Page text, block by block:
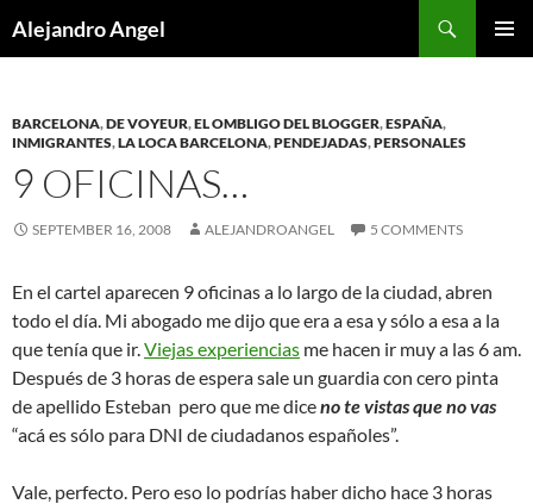
toAlejandro Angel
BARCELONA,DE VOYEUR,EL OMBLIGO DEL BLOGGER,ESPAÑA,
INMIGRANTES,LA LOCA BARCELONA,PENDEJADAS,PERSONALES
9 OFICINAS…
SEPTEMBER 16, 2008 ALEJANDROANGEL 5 COMMENTS
En el cartel aparecen 9 oficinas a lo largo de la ciudad, abren
todo el día. Mi abogado me dijo que era a esa y sólo a esa a la
que tenía que ir.Viejas experiencias me hacen ir muy a las 6 am.
Después de 3 horas de espera sale un guardia con cero pinta
de apellido Esteban pero que me diceno te vistas que no vas
“acá es sólo para DNI de ciudadanos españoles”.
Vale, perfecto. Pero eso lo podrías haber dicho hace 3 horas